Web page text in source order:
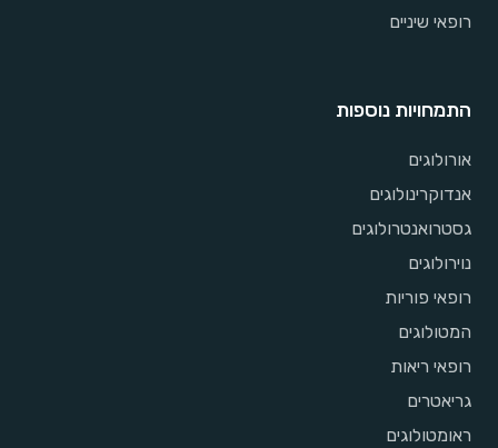
רופאי שיניים
התמחויות נוספות
אורולוגים
אנדוקרינולוגים
גסטרואנטרולוגים
נוירולוגים
רופאי פוריות
המטולוגים
רופאי ריאות
גריאטרים
ראומטולוגים